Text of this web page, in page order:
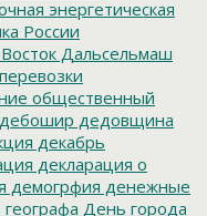
энергетическая
России
Дальсельмаш
общественный
дебошир дедовщина
декабрь
декларация о
демогрфия денежные
День города